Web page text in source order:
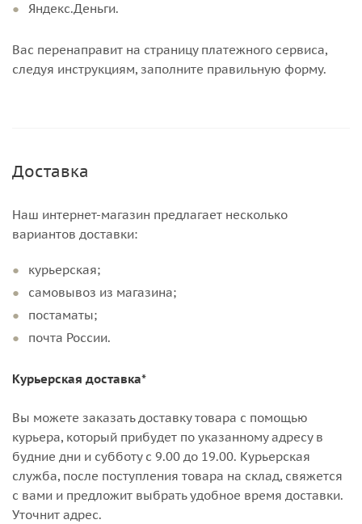
Яндекс.Деньги.
Вас перенаправит на страницу платежного сервиса,
следуя инструкциям, заполните правильную форму.
Доставка
Наш интернет-магазин предлагает несколько
вариантов доставки:
курьерская;
самовывоз из магазина;
постаматы;
почта России.
Курьерская доставка*
Вы можете заказать доставку товара с помощью
курьера, который прибудет по указанному адресу в
будние дни и субботу с 9.00 до 19.00. Курьерская
служба, после поступления товара на склад, свяжется
с вами и предложит выбрать удобное время доставки.
Уточнит адрес.